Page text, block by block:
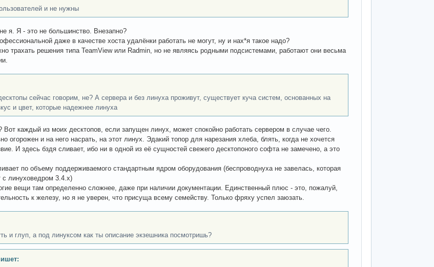
и не нужны
я. Я - это не большинство. Внезапно?
даже в качестве хоста удалёнки работать не могут, ну и нах*я такое надо?
трахать решения типа TeamView или Radmin, но не являясь родными подсистемами, работают они весьма
сейчас говорим, не? А сервера и без линуха проживут, существует куча систем, основанных на
и цвет, которые надежнее линуха
Вот каждый из моих десктопов, если запущен линух, может спокойно работать сервером в случае чего.
огорожен и на него насрать, на этот линух. Эдакий топор для нарезания хлеба, блять, когда не хочется
И здесь бздя сливает, ибо ни в одной из её сущностей свежего десктопоного софта не замечено, а это
по объему поддерживаемого стандартным ядром оборудования (беспроводнуха не завелась, которая
с линуховедром 3.4.x)
вещи там определенно сложнее, даже при наличии документации. Единственный плюс - это, пожалуй,
к железу, но я не уверен, что присуща всему семейству. Только фряху успел заюзать.
и глуп, а под линуксом как ты описание экзешника посмотришь?